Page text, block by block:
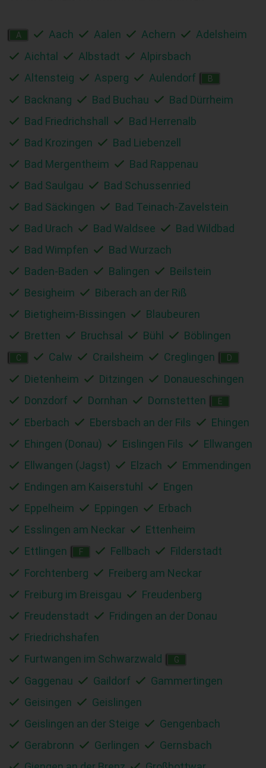
A Aach Aalen Achern
Adelsheim
Aichtal
Albstadt
Alpirsbach
Altensteig
Asperg Aulendorf B
Backnang Bad Buchau
Bad Dürrheim
Bad Friedrichshall
Bad Herrenalb
Bad Krozingen
Bad Liebenzell
Bad Mergentheim
Bad Rappenau
Bad Saulgau
Bad Schussenried
Bad Säckingen
Bad Teinach-Zavelstein
Bad Urach
Bad Waldsee
Bad Wildbad
Bad Wimpfen
Bad Wurzach
Baden-Baden
Balingen
Beilstein
Besigheim
Biberach an der Riß
Bietigheim-Bissingen
Blaubeuren
Bretten
Bruchsal Bühl Böblingen
C Calw Crailsheim Creglingen D
Dietenheim Ditzingen
Donaueschingen
Donzdorf
Dornhan Dornstetten E
Eberbach Ebersbach an der Fils
Ehingen
Ehingen (Donau)
Eislingen Fils
Ellwangen
Ellwangen (Jagst)
Elzach
Emmendingen
Endingen am Kaiserstuhl
Engen
Eppelheim
Eppingen
Erbach
Esslingen am Neckar
Ettenheim
Ettlingen
F Fellbach
Filderstadt
Forchtenberg
Freiberg am Neckar
Freiburg im Breisgau
Freudenberg
Freudenstadt
Fridingen an der Donau
Friedrichshafen
Furtwangen im Schwarzwald
G
Gaggenau Gaildorf
Gammertingen
Geisingen
Geislingen
Geislingen an der Steige
Gengenbach
Gerabronn
Gerlingen
Gernsbach